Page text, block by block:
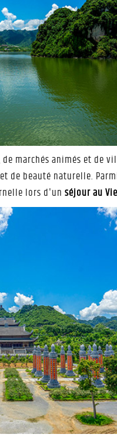
marchés animés et de
de beauté naturelle.
lors d'un séjour au